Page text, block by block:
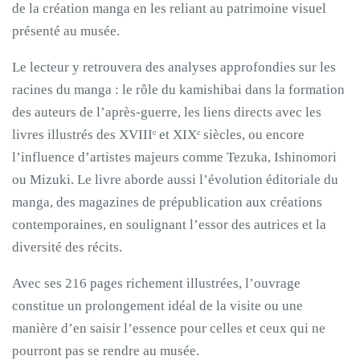
de la création manga en les reliant au patrimoine visuel
présenté au musée.
Le lecteur y retrouvera des analyses approfondies sur les
racines du manga : le rôle du kamishibai dans la formation
des auteurs de l’après-guerre, les liens directs avec les
livres illustrés des XVIIIᵉ et XIXᵉ siècles, ou encore
l’influence d’artistes majeurs comme Tezuka, Ishinomori
ou Mizuki. Le livre aborde aussi l’évolution éditoriale du
manga, des magazines de prépublication aux créations
contemporaines, en soulignant l’essor des autrices et la
diversité des récits.
Avec ses 216 pages richement illustrées, l’ouvrage
constitue un prolongement idéal de la visite ou une
manière d’en saisir l’essence pour celles et ceux qui ne
pourront pas se rendre au musée.